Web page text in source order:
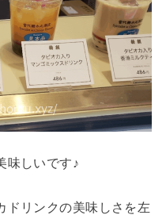
味しいです♪
ドリンクの美味しさを左